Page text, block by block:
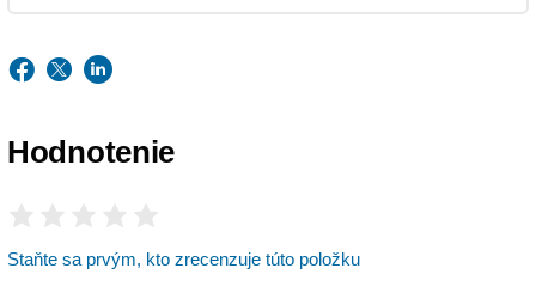
Hodnotenie
Staňte sa prvým, kto zrecenzuje túto položku